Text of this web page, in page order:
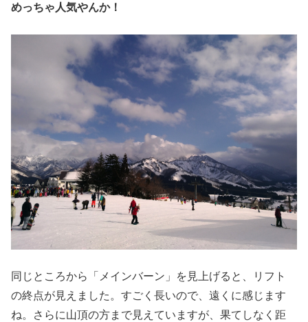
めっちゃ人気やんか！
同じところから「メインバーン」を見上げると、リフト
の終点が見えました。すごく長いので、遠くに感じます
ね。さらに山頂の方まで見えていますが、果てしなく距